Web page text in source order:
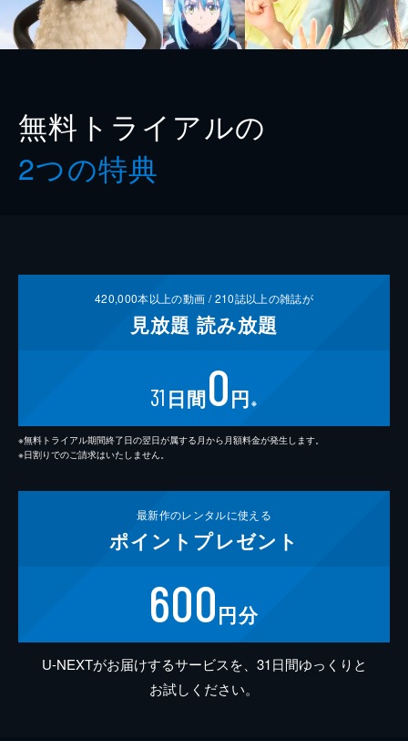
無料トライアルの
2つの特典
420,000本以上の動画 /210誌以上の雑誌が
見放題 読み放題
31 日間0円 ※
※無料トライアル期間終了日の翌日が属する月から月額料金が発生します。
※日割りでのご請求はいたしません。
最新作のレンタルに使える
ポイント プレゼント
600円分
U-NEXTがお届けするサービスを、31日間ゆっくりと
お試しください。